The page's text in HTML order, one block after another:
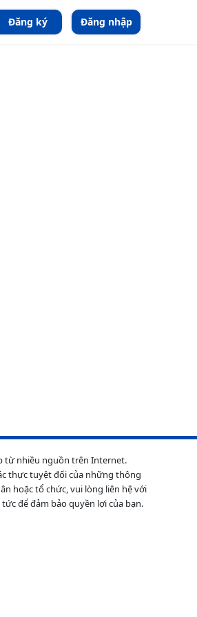
Đăng ký Đăng nhập
từ nhiều nguồn trên Internet.
thực tuyệt đối của những thông
hoặc tổ chức, vui lòng liên hệ với
để đảm bảo quyền lợi của bạn.